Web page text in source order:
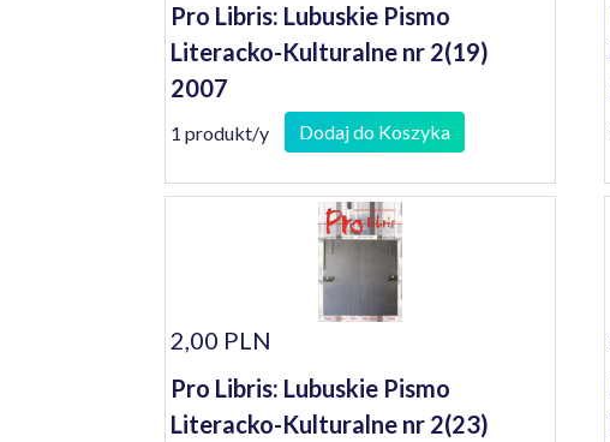
Pro Libris: Lubuskie Pismo
Literacko-Kulturalne nr 2(19)
2007
1 produkt/y Dodaj do Koszyka
2,00 PLN
Pro Libris: Lubuskie Pismo
Literacko-Kulturalne nr 2(23)